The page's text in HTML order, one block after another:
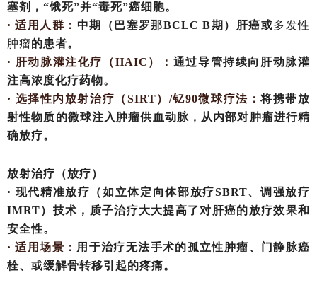
塞剂， “饿死”并“毒死”癌细胞。
· 适用人群： 中期（巴塞罗那BCLC B期）肝癌或多发性
肿瘤的患者。
· 肝动脉灌注化疗（HAIC）： 通过导管持续向肝动脉灌
注高浓度化疗药物。
· 选择性内放射治疗（SIRT）/钇90微球疗法：将携带放
射性物质的微球注入肿瘤供血动脉，从内部对肿瘤进行精
确放疗。
放射治疗（放疗）
· 现代精准放疗（如立体定向体部放疗SBRT、调强放疗
IMRT）技术，质子治疗大大提高了对肝癌的放疗效果和
安全性。
· 适用场景： 用于治疗无法手术的孤立性肿瘤、门静脉癌
栓、或缓解骨转移引起的疼痛。